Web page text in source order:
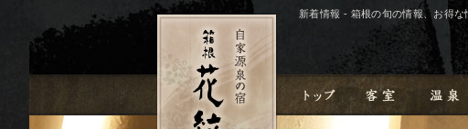
新着情報 - 箱根の旬の情報、お得な